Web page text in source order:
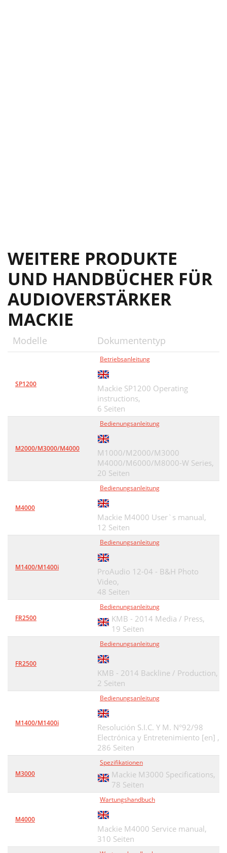
WEITERE PRODUKTE
UND HANDBÜCHER FÜR
AUDIOVERSTÄRKER
MACKIE
Modelle Dokumententyp
SP1200
Betriebsanleitung
Mackie SP1200 Operating
instructions,
6 Seiten
M2000/M3000/M4000
Bedienungsanleitung
M1000/M2000/M3000
M4000/M6000/M8000-W Series,
20 Seiten
M4000
Bedienungsanleitung
Mackie M4000 User`s manual,
12 Seiten
M1400/M1400i
Bedienungsanleitung
ProAudio 12-04 - B&H Photo
Video,
48 Seiten
FR2500
Bedienungsanleitung
KMB - 2014 Media / Press,
19 Seiten
FR2500
Bedienungsanleitung
KMB - 2014 Backline / Production,
2 Seiten
M1400/M1400i
Bedienungsanleitung
Resolución S.I.C. Y M. N°92/98
Electrónica y Entretenimiento [en] ,
286 Seiten
M3000
Spezifikationen
Mackie M3000 Specifications,
78 Seiten
M4000
Wartungshandbuch
Mackie M4000 Service manual,
310 Seiten